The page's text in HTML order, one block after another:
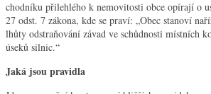
chodníku přilehlého k nemovitosti obce opírají o
27 odst. 7 zákona, kde se praví: „Obec stanoví
lhůty odstraňování závad ve schůdnosti místních
úseků silnic.“
Jaká jsou pravidla